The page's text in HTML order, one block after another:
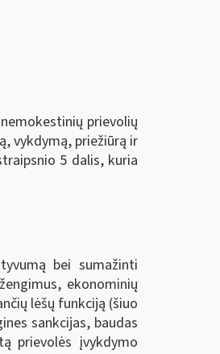
prievolių
vykdymą, priežiūrą ir
5 dalis, kuria
bei sumažinti
ekonominių
lėšų funkciją (šiuo
sankcijas, baudas
prievolės įvykdymo